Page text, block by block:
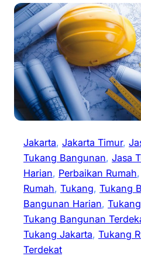
Jakarta, Jakarta Timur,
Tukang Bangunan, Jasa
Harian, Perbaikan Rumah,
Rumah, Tukang, Tukang
Bangunan Harian,
Tukang Bangunan
Tukang Jakarta, Tukang
Terdekat